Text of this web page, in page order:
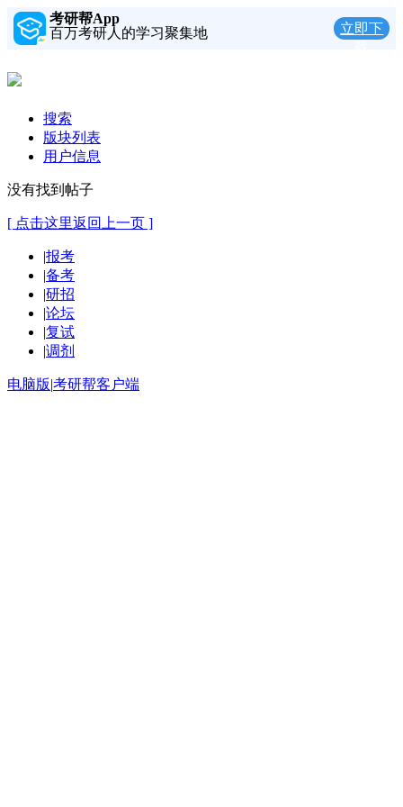
考研帮App
百万考研人的学习聚集地
立即下
搜索
版块列表
用户信息
没有找到帖子
[ 点击这里返回上一页 ]
|报考
|备考
|研招
|论坛
|复试
|调剂
电脑版|考研帮客户端